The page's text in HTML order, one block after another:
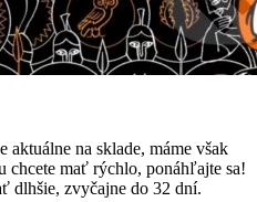
aktuálne na sklade, máme však
chcete mať rýchlo, ponáhľajte sa!
dlhšie, zvyčajne do 32 dní.